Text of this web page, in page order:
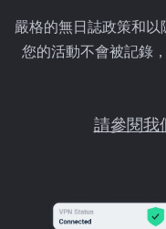
嚴格的無日誌政策和以
您的活動不會被記錄
請參閱我